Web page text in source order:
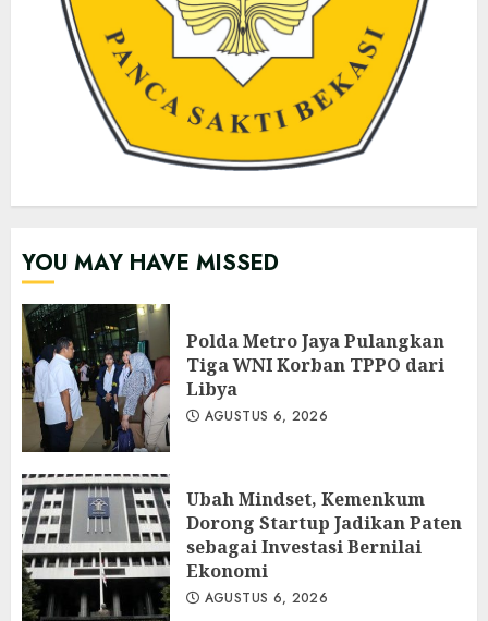
YOU MAY HAVE MISSED
Polda Metro Jaya Pulangkan
Tiga WNI Korban TPPO dari
Libya
AGUSTUS 6, 2026
Ubah Mindset, Kemenkum
Dorong Startup Jadikan Paten
sebagai Investasi Bernilai
Ekonomi
AGUSTUS 6, 2026